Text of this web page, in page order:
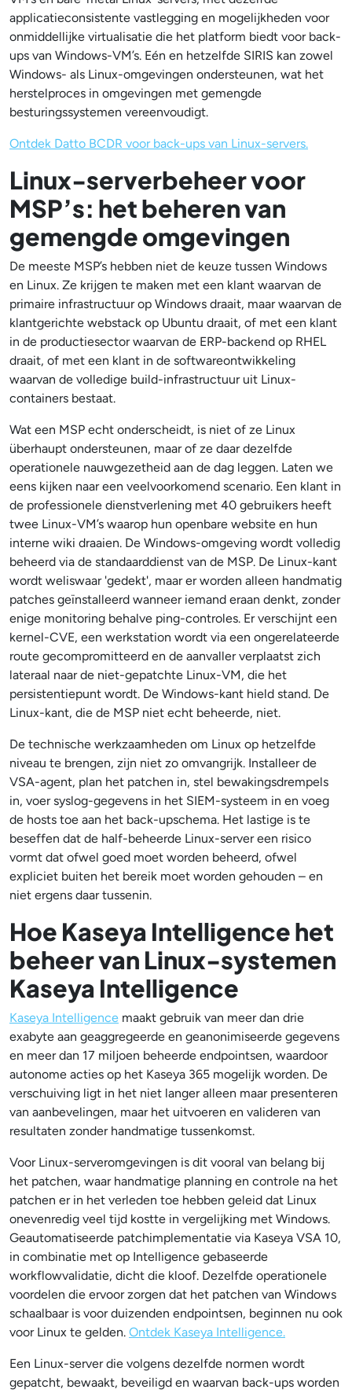
applicatieconsistente vastlegging en mogelijkheden voor
onmiddellijke virtualisatie die het platform biedt voor back-
ups van Windows-VM’s. Eén en hetzelfde SIRIS kan zowel
Windows- als Linux-omgevingen ondersteunen, wat het
herstelproces in omgevingen met gemengde
besturingssystemen vereenvoudigt.
Ontdek Datto BCDR voor back-ups van Linux-servers.
Linux-serverbeheer voor
MSP’s: het beheren van
gemengde omgevingen
De meeste MSP’s hebben niet de keuze tussen Windows
en Linux. Ze krijgen te maken met een klant waarvan de
primaire infrastructuur op Windows draait, maar waarvan de
klantgerichte webstack op Ubuntu draait, of met een klant
in de productiesector waarvan de ERP-backend op RHEL
draait, of met een klant in de softwareontwikkeling
waarvan de volledige build-infrastructuur uit Linux-
containers bestaat.
Wat een MSP echt onderscheidt, is niet of ze Linux
überhaupt ondersteunen, maar of ze daar dezelfde
operationele nauwgezetheid aan de dag leggen. Laten we
eens kijken naar een veelvoorkomend scenario. Een klant in
de professionele dienstverlening met 40 gebruikers heeft
twee Linux-VM’s waarop hun openbare website en hun
interne wiki draaien. De Windows-omgeving wordt volledig
beheerd via de standaarddienst van de MSP. De Linux-kant
wordt weliswaar 'gedekt', maar er worden alleen handmatig
patches geïnstalleerd wanneer iemand eraan denkt, zonder
enige monitoring behalve ping-controles. Er verschijnt een
kernel-CVE, een werkstation wordt via een ongerelateerde
route gecompromitteerd en de aanvaller verplaatst zich
lateraal naar de niet-gepatchte Linux-VM, die het
persistentiepunt wordt. De Windows-kant hield stand. De
Linux-kant, die de MSP niet echt beheerde, niet.
De technische werkzaamheden om Linux op hetzelfde
niveau te brengen, zijn niet zo omvangrijk. Installeer de
VSA-agent, plan het patchen in, stel bewakingsdrempels
in, voer syslog-gegevens in het SIEM-systeem in en voeg
de hosts toe aan het back-upschema. Het lastige is te
beseffen dat de half-beheerde Linux-server een risico
vormt dat ofwel goed moet worden beheerd, ofwel
expliciet buiten het bereik moet worden gehouden – en
niet ergens daar tussenin.
Hoe Kaseya Intelligence het
beheer van Linux-systemen
Kaseya Intelligence
Kaseya Intelligence maakt gebruik van meer dan drie
exabyte aan geaggregeerde en geanonimiseerde gegevens
en meer dan 17 miljoen beheerde endpointsen, waardoor
autonome acties op het Kaseya 365 mogelijk worden. De
verschuiving ligt in het niet langer alleen maar presenteren
van aanbevelingen, maar het uitvoeren en valideren van
resultaten zonder handmatige tussenkomst.
Voor Linux-serveromgevingen is dit vooral van belang bij
het patchen, waar handmatige planning en controle na het
patchen er in het verleden toe hebben geleid dat Linux
onevenredig veel tijd kostte in vergelijking met Windows.
Geautomatiseerde patchimplementatie via Kaseya VSA 10,
in combinatie met op Intelligence gebaseerde
workflowvalidatie, dicht die kloof. Dezelfde operationele
voordelen die ervoor zorgen dat het patchen van Windows
schaalbaar is voor duizenden endpointsen, beginnen nu ook
voor Linux te gelden. Ontdek Kaseya Intelligence.
Een Linux-server die volgens dezelfde normen wordt
gepatcht, bewaakt, beveiligd en waarvan back-ups worden